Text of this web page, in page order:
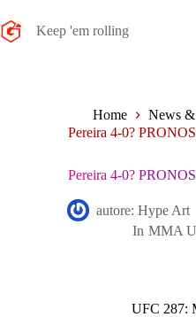
al
contenuto
Keep 'em rolling
Home
News
Pereira 4-0?
Pereira 4-0?
autore: Hype Art
In MMA
UFC 287: